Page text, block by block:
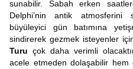
sunabilir. Sabah erken
Delphi’nin antik atmosferini
büyüleyici gün batımına
sindirerek gezmek isteyenler
Turu çok daha verimli
acele etmeden dolaşabilir hem